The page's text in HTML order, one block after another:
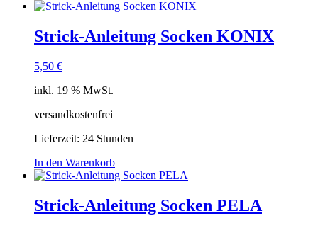
Strick-Anleitung Socken KONIX
5,50 €
inkl. 19 % MwSt.
versandkostenfrei
Lieferzeit: 24 Stunden
In den Warenkorb
Strick-Anleitung Socken PELA